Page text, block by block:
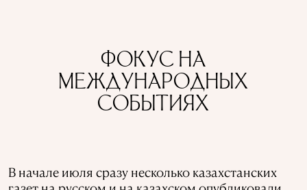
ФОКУС НА
МЕЖДУНАРОДНЫХ
СОБЫТИЯХ
В начале июля сразу несколько казахстанских